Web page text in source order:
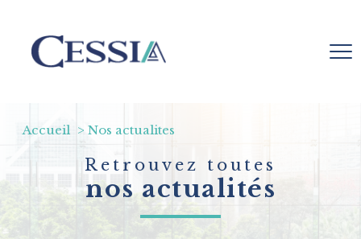
Accueil Nos actualites
Retrouvez toutes
nos actualités